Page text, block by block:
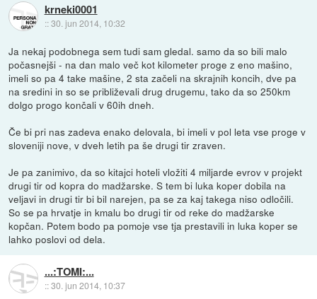
krneki0001
::30. jun 2014, 10:32
Ja nekaj podobnega sem tudi sam gledal. samo da so bili malo
počasnejši - na dan malo več kot kilometer proge z eno mašino,
imeli so pa 4 take mašine, 2 sta začeli na skrajnih koncih, dve pa
na sredini in so se približevali drug drugemu, tako da so 250km
dolgo progo končali v 60ih dneh.
Če bi pri nas zadeva enako delovala, bi imeli v pol leta vse proge v
sloveniji nove, v dveh letih pa še drugi tir zraven.
Je pa zanimivo, da so kitajci hoteli vložiti 4 miljarde evrov v projekt
drugi tir od kopra do madžarske. S tem bi luka koper dobila na
veljavi in drugi tir bi bil narejen, pa se za kaj takega niso odločili.
So se pa hrvatje in kmalu bo drugi tir od reke do madžarske
kopčan. Potem bodo pa pomoje vse tja prestavili in luka koper se
lahko poslovi od dela.
...:TOMI:...
::30. jun 2014, 10:37